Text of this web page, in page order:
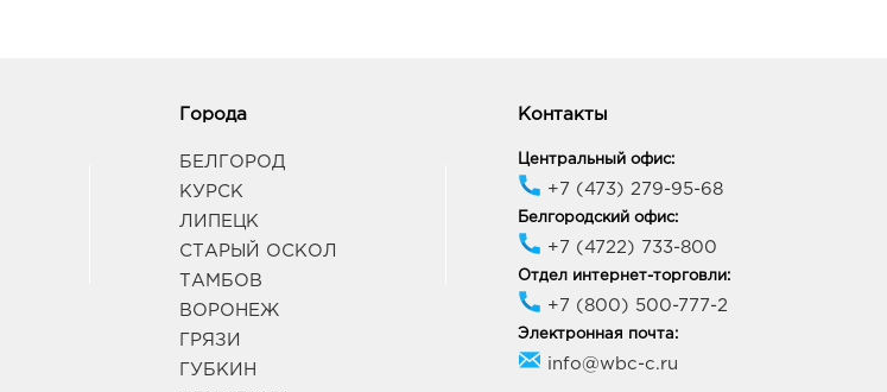
Города
БЕЛГОРОД
КУРСК
ЛИПЕЦК
СТАРЫЙ ОСКОЛ
ТАМБОВ
ВОРОНЕЖ
ГРЯЗИ
ГУБКИН
Контакты
Центральный офис:
+7 (473) 279-95-68
Белгородский офис:
+7 (4722) 733-800
Отдел интернет-торговли:
+7 (800) 500-777-2
Электронная почта:
info@wbc-c.ru